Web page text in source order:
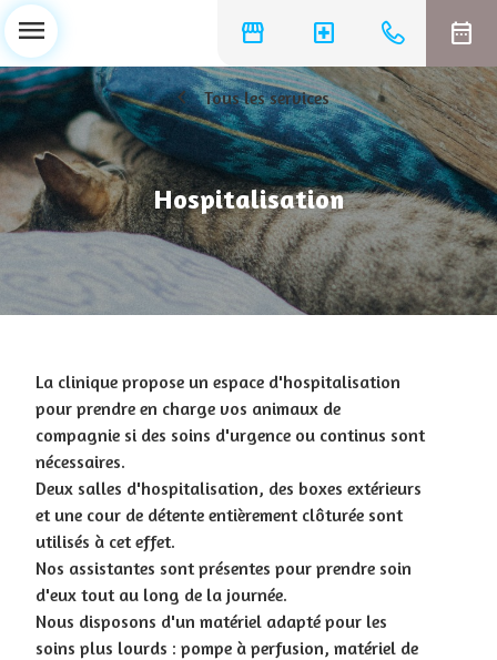
storefront local_hospital date_range
menu
chevron_left Tous les services
Hospitalisation
La clinique propose un espace d'hospitalisation
pour prendre en charge vos animaux de
compagnie si des soins d'urgence ou continus sont
nécessaires.
Deux salles d'hospitalisation, des boxes extérieurs
et une cour de détente entièrement clôturée sont
utilisés à cet effet.
Nos assistantes sont présentes pour prendre soin
d'eux tout au long de la journée.
Nous disposons d'un matériel adapté pour les
soins plus lourds : pompe à perfusion, matériel de